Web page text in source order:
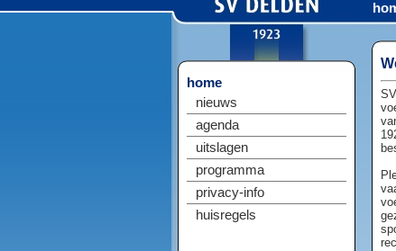
home
nieuws
agenda
uitslagen
programma
privacy-info
huisregels